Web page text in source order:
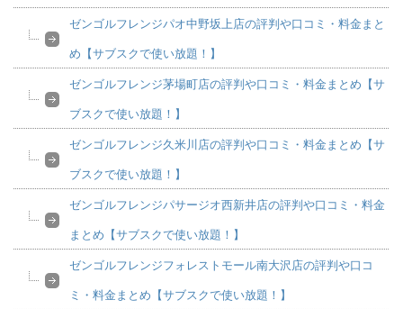
ゼンゴルフレンジパオ中野坂上店の評判や口コミ・料金まと
め【サブスクで使い放題！】
ゼンゴルフレンジ茅場町店の評判や口コミ・料金まとめ【サ
ブスクで使い放題！】
ゼンゴルフレンジ久米川店の評判や口コミ・料金まとめ【サ
ブスクで使い放題！】
ゼンゴルフレンジパサージオ西新井店の評判や口コミ・料金
まとめ【サブスクで使い放題！】
ゼンゴルフレンジフォレストモール南大沢店の評判や口コ
ミ・料金まとめ【サブスクで使い放題！】